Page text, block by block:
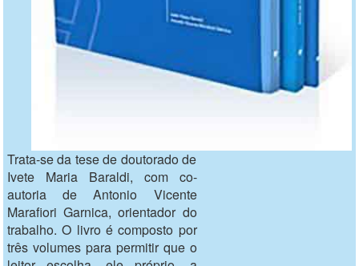
Trata-se da tese de doutorado de
Ivete Maria Baraldi, com co-
autoria de Antonio Vicente
Marafiori Garnica, orientador do
trabalho. O livro é composto por
três volumes para permitir que o